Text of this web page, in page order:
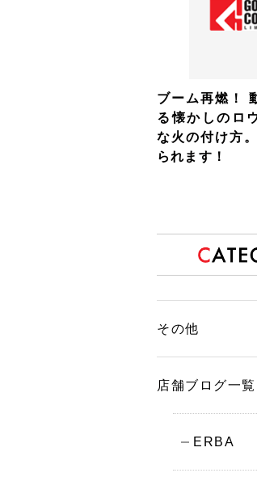
ブーム再燃！
る懐かしのロ
な火の付け方
られます！
その他
店舗ブログ一覧
ERBA